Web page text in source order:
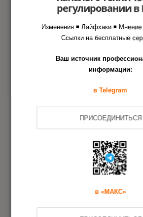
Этапы оформления
в Агентстве РСТ
Заявка на сертификацию
Испытания образцов
Оформление сертификата
Дополнительная
регулировании в
Изменения ◾ Лайфхаки ◾ Мнение
Ссылки на бесплатные
Ваш источник
информации:
в Telegram
ПРИСОЕДИНИТЬСЯ
в «МАКС»